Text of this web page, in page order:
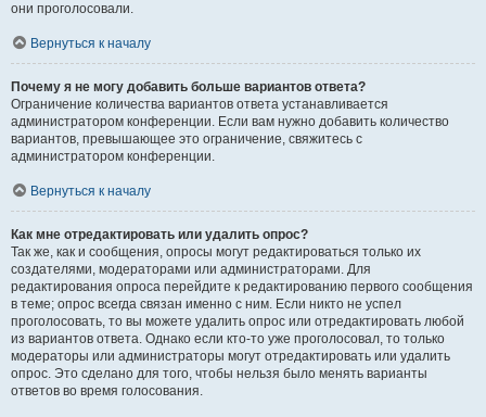
они проголосовали.
Вернуться к началу
Почему я не могу добавить больше вариантов ответа?
Ограничение количества вариантов ответа устанавливается
администратором конференции. Если вам нужно добавить количество
вариантов, превышающее это ограничение, свяжитесь с
администратором конференции.
Вернуться к началу
Как мне отредактировать или удалить опрос?
Так же, как и сообщения, опросы могут редактироваться только их
создателями, модераторами или администраторами. Для
редактирования опроса перейдите к редактированию первого сообщения
в теме; опрос всегда связан именно с ним. Если никто не успел
проголосовать, то вы можете удалить опрос или отредактировать любой
из вариантов ответа. Однако если кто-то уже проголосовал, то только
модераторы или администраторы могут отредактировать или удалить
опрос. Это сделано для того, чтобы нельзя было менять варианты
ответов во время голосования.